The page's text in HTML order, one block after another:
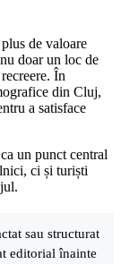
de valoare
doar un loc de
În
din Cluj,
a satisface
un punct central
ci și turiști
sau structurat
editorial înainte